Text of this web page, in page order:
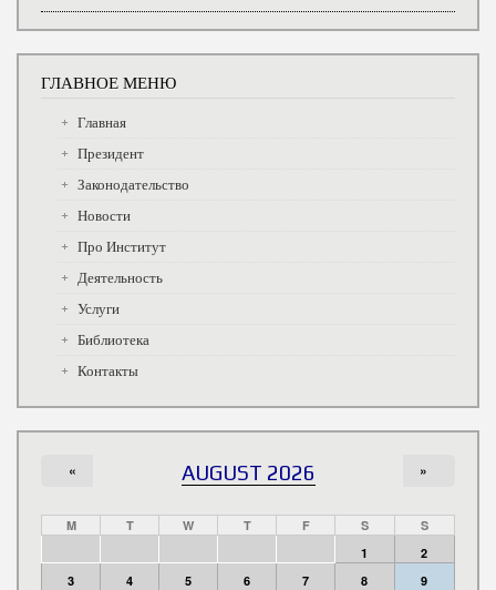
ГЛАВНОЕ МЕНЮ
Главная
Президент
Законодательство
Новости
Про Институт
Деятельность
Услуги
Библиотека
Контакты
AUGUST 2026
« »
M T W T F S
S
1
2
3
4 5 6 7 8
9